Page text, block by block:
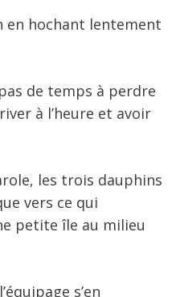
en hochant lentement
de temps à perdre
à l’heure et avoir
les trois dauphins
vers ce qui
petite île au milieu
s’en